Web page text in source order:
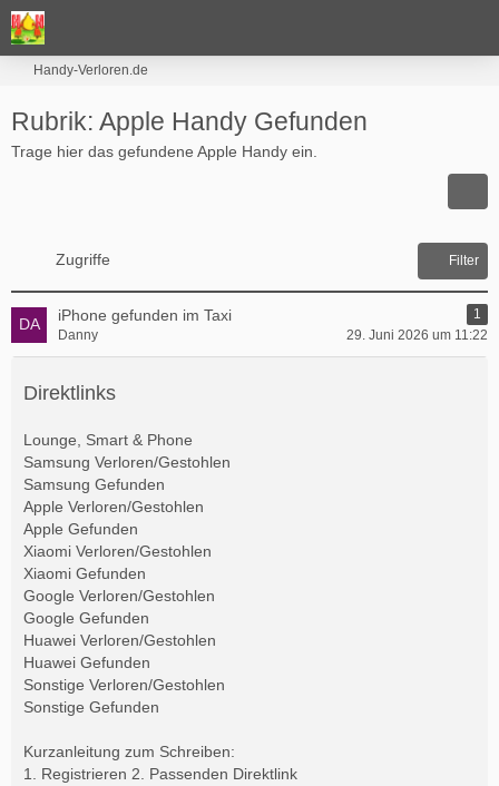
Handy-Verloren.de
Rubrik: Apple Handy Gefunden
Trage hier das gefundene Apple Handy ein.
Zugriffe Filter
iPhone gefunden im Taxi
1
Danny
29. Juni 2026 um 11:22
Direktlinks
Lounge, Smart & Phone
Samsung Verloren/Gestohlen
Samsung Gefunden
Apple Verloren/Gestohlen
Apple Gefunden
Xiaomi Verloren/Gestohlen
Xiaomi Gefunden
Google Verloren/Gestohlen
Google Gefunden
Huawei Verloren/Gestohlen
Huawei Gefunden
Sonstige Verloren/Gestohlen
Sonstige Gefunden
Kurzanleitung zum Schreiben:
1. Registrieren 2. Passenden Direktlink